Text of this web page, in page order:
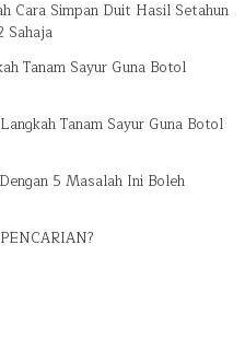
Cara Simpan Duit Hasil Setahun
Sahaja
Tanam Sayur Guna Botol
Tanam Sayur Guna Botol
5 Masalah Ini Boleh